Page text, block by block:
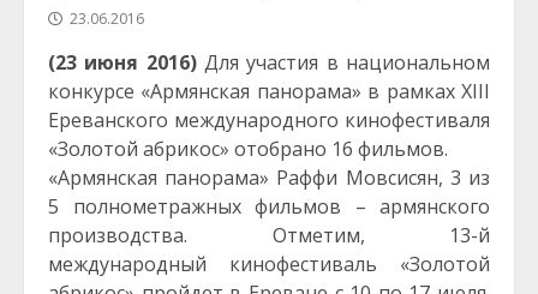
23.06.2016
(23 июня 2016) Для участия в национальном
конкурсе «Армянская панорама» в рамках XIII
Ереванского международного кинофестиваля
«Золотой абрикос» отобрано 16 фильмов.
«Армянская панорама» Раффи Мовсисян, 3 из
5 полнометражных фильмов – армянского
производства. Отметим, 13-й
международный кинофестиваль «Золотой